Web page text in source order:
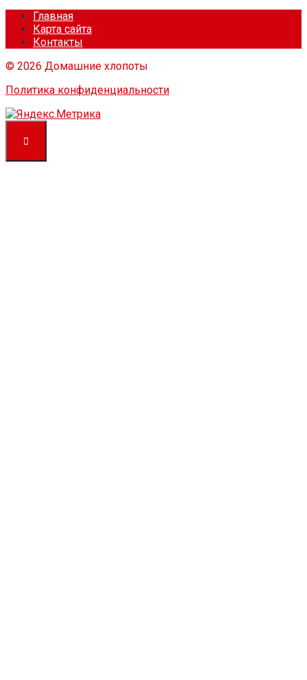
Главная
Карта сайта
Контакты
© 2026 Домашние хлопоты
Политика конфиденциальности